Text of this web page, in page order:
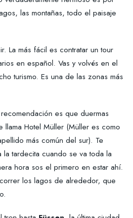
las montañas, todo el paisaje
La más fácil es contratar un tour
en español. Vas y volvés en el
turismo. Es una de las zonas más
es que duermas
llama Hotel Müller (Müller es como
más común del sur). Te
tardecita cuando se va toda la
hora sos el primero en estar ahí.
los lagos de alrededor, que